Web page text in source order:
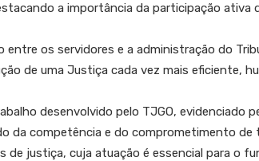
a importância da participação ativa
os servidores e a administração do
de uma Justiça cada vez mais eficiente,
desenvolvido pelo TJGO, evidenciado
da competência e do comprometimento
de justiça, cuja atuação é essencial para o